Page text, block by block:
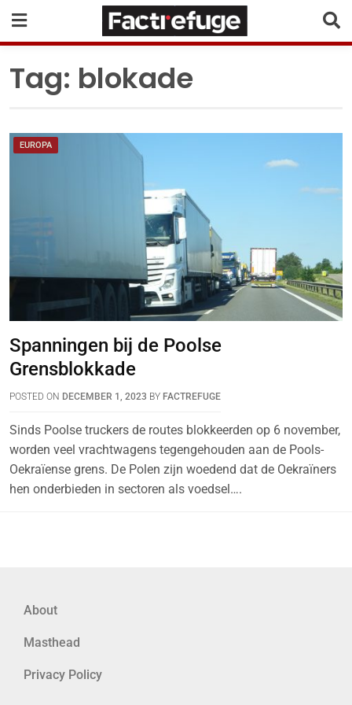
Tag: blokade
EUROPA
Spanningen bij de Poolse
Grensblokkade
POSTED ON DECEMBER 1, 2023 BY FACTREFUGE
Sinds Poolse truckers de routes blokkeerden op 6 november,
worden veel vrachtwagens tegengehouden aan de Pools-
Oekraïense grens. De Polen zijn woedend dat de Oekraïners
hen onderbieden in sectoren als voedsel….
About
Masthead
Privacy Policy